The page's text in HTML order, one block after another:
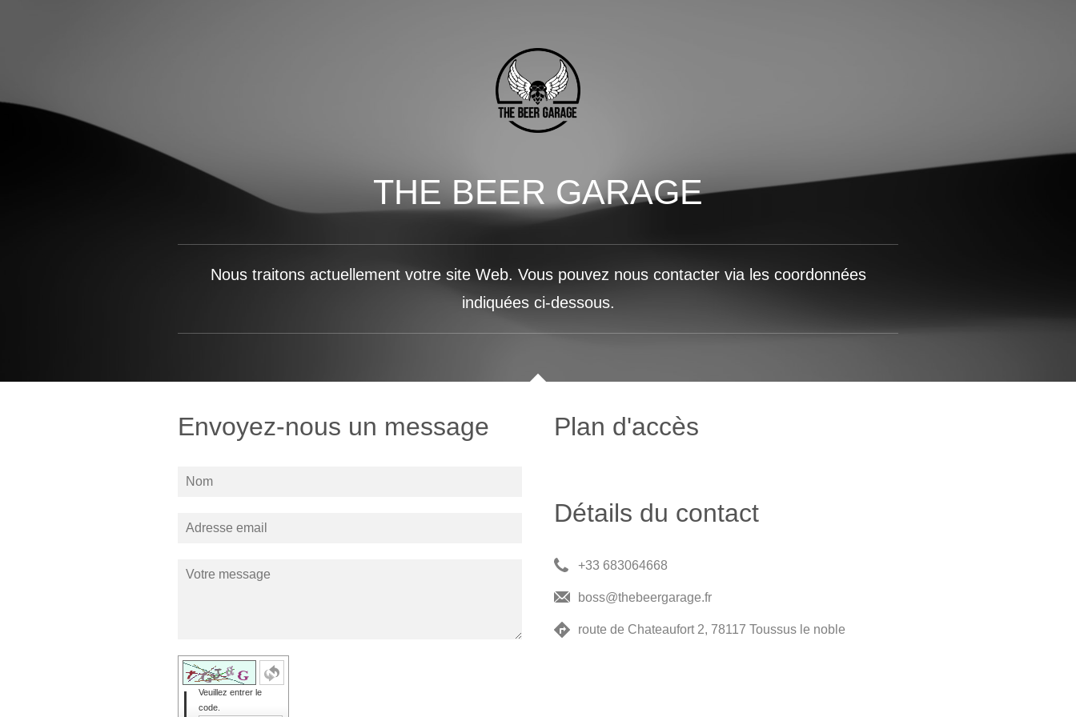
THE BEER GARAGE
Nous traitons actuellement votre site Web. Vous pouvez nous contacter via les coordonnées
indiquées ci-dessous.
Envoyez-nous un message
Veuillez entrer le
code.
Plan d'accès
Détails du contact
+33 683064668
boss@thebeergarage.fr
route de Chateaufort 2, 78117 Toussus le noble